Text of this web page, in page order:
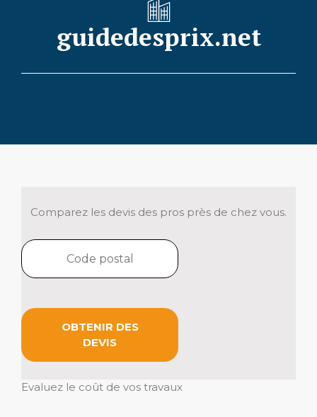
guidedesprix.net
Comparez les devis des pros près de chez vous.
OBTENIR DES
DEVIS
Evaluez le coût de vos travaux